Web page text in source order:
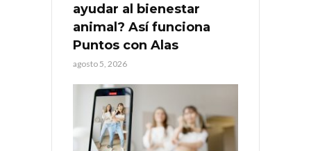
ayudar al bienestar
animal? Así funciona
Puntos con Alas
agosto 5, 2026